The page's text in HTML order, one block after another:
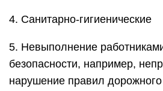
4. Санитарно-гигиенические
5. Невыполнение
безопасности, например,
нарушение правил